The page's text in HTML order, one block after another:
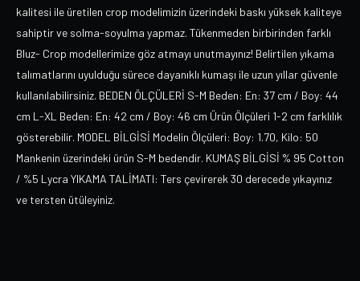
kalitesi ile üretilen crop modelimizin üzerindeki baskı yüksek kaliteye
sahiptir ve solma-soyulma yapmaz. Tükenmeden birbirinden farklı
Bluz- Crop modellerimize göz atmayı unutmayınız! Belirtilen yıkama
talımatlarını uyulduğu sürece dayanıklı kumaşı ile uzun yıllar güvenle
kullanılabilirsiniz. BEDEN ÖLÇÜLERİ S-M Beden: En: 37 cm / Boy: 44
cm L-XL Beden: En: 42 cm / Boy: 46 cm Ürün Ölçüleri 1-2 cm farklılık
gösterebilir. MODEL BİLGİSİ Modelin Ölçüleri: Boy: 1.70, Kilo: 50
Mankenin üzerindeki ürün S-M bedendir. KUMAŞ BİLGİSİ % 95 Cotton
/ %5 Lycra YIKAMA TALİMATI: Ters çevirerek 30 derecede yıkayınız
ve tersten ütüleyiniz.